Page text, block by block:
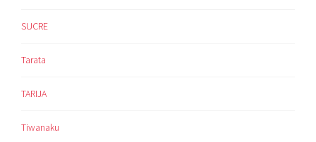
SUCRE
Tarata
TARIJA
Tiwanaku